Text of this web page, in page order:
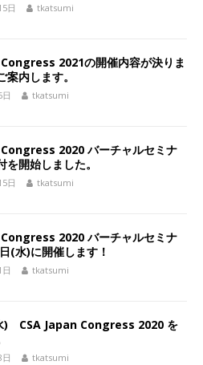
日 tkatsumi
2021の開催内容が決りま
案内します。
tkatsumi
2020 バーチャルセミナ
を開始しました。
日 tkatsumi
2020 バーチャルセミナ
(水)に開催します！
tkatsumi
) CSA Japan Congress 2020 を
tkatsumi